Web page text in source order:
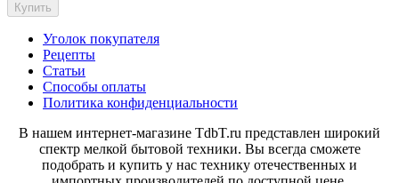
Купить
Уголок покупателя
Рецепты
Статьи
Способы оплаты
Политика конфиденциальности
В нашем интернет-магазине TdbT.ru представлен широкий
спектр мелкой бытовой техники. Вы всегда сможете
подобрать и купить у нас технику отечественных и